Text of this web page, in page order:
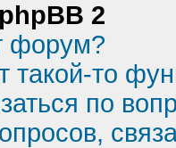
2
форум?
такой-то
по